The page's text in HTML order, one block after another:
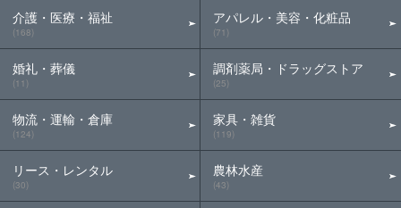
介護・医療・福祉
(168)
婚礼・葬儀
(11)
物流・運輸・倉庫
(124)
リース・レンタル
(30)
アパレル・美容・化粧品
(71)
調剤薬局・ドラッグストア
(25)
家具・雑貨
(119)
農林水産
(43)